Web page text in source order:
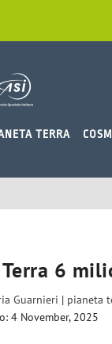
TERRA
6
Guarnieri | pianeta
4 November, 2025